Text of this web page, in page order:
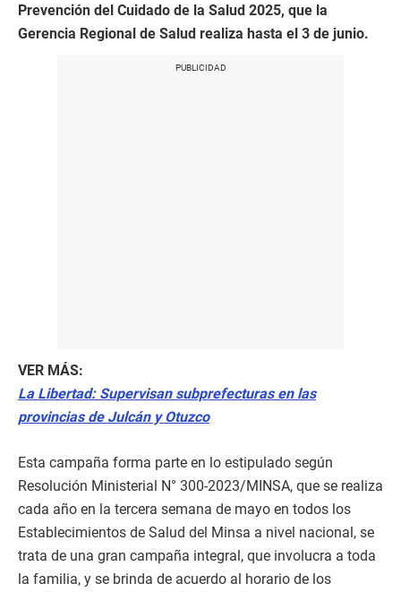
Prevención del Cuidado de la Salud 2025, que la
Gerencia Regional de Salud realiza hasta el 3 de junio.
VER MÁS:
La Libertad: Supervisan subprefecturas en las
provincias de Julcán y Otuzco
Esta campaña forma parte en lo estipulado según
Resolución Ministerial N° 300-2023/MINSA, que se realiza
cada año en la tercera semana de mayo en todos los
Establecimientos de Salud del Minsa a nivel nacional, se
trata de una gran campaña integral, que involucra a toda
la familia, y se brinda de acuerdo al horario de los